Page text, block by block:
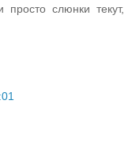
слюнки текут,